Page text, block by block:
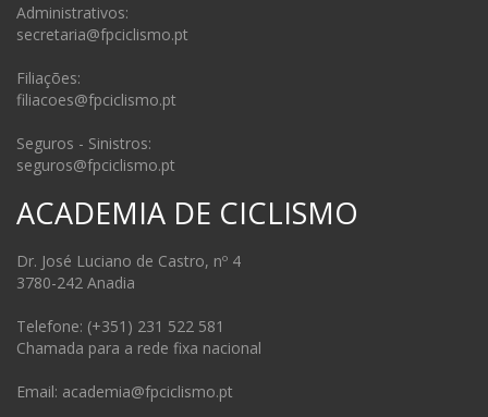
Administrativos:
secretaria@fpciclismo.pt
Filiações:
filiacoes@fpciclismo.pt
Seguros - Sinistros:
seguros@fpciclismo.pt
ACADEMIA DE CICLISMO
Dr. José Luciano de Castro, nº 4
3780-242 Anadia
Telefone: (+351) 231 522 581
Chamada para a rede fixa nacional
Email: academia@fpciclismo.pt